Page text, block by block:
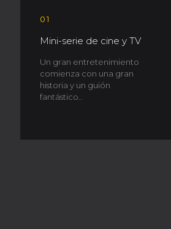
01
Mini-serie de cine y TV
Un gran entretenimiento
comienza con una gran
historia y un guión
fantástico..